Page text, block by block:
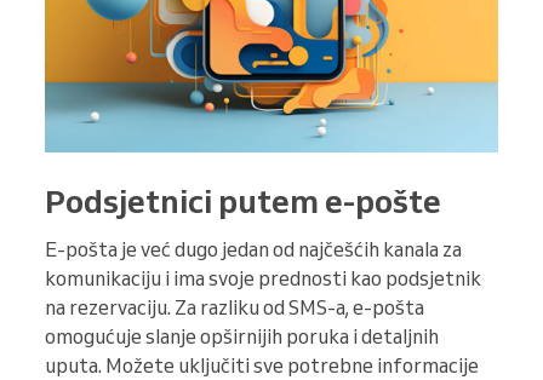
Podsjetnici putem e-pošte
E-pošta je već dugo jedan od najčešćih kanala za
komunikaciju i ima svoje prednosti kao podsjetnik
na rezervaciju. Za razliku od SMS-a, e-pošta
omogućuje slanje opširnijih poruka i detaljnih
uputa. Možete uključiti sve potrebne informacije